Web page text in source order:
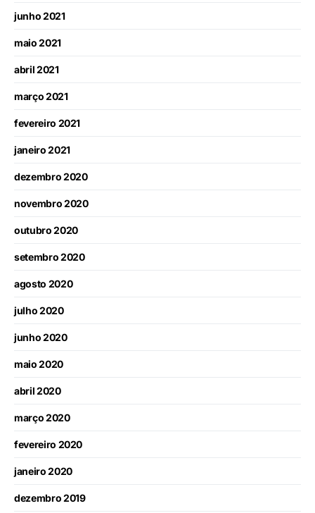
junho 2021
maio 2021
abril 2021
março 2021
fevereiro 2021
janeiro 2021
dezembro 2020
novembro 2020
outubro 2020
setembro 2020
agosto 2020
julho 2020
junho 2020
maio 2020
abril 2020
março 2020
fevereiro 2020
janeiro 2020
dezembro 2019